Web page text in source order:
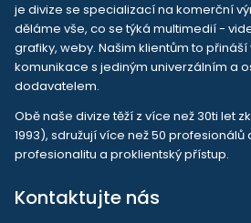
je divize se specializací na komerční
děláme vše, co se týká multimedií -
grafiky, weby. Našim klientům to
komunikace s jediným univerzálním a
dodavatelem.
Obě naše divize těží z více než 30ti let
1993), sdružují více než 50
profesionalitu a proklientský přístup.
Kontaktujte nás